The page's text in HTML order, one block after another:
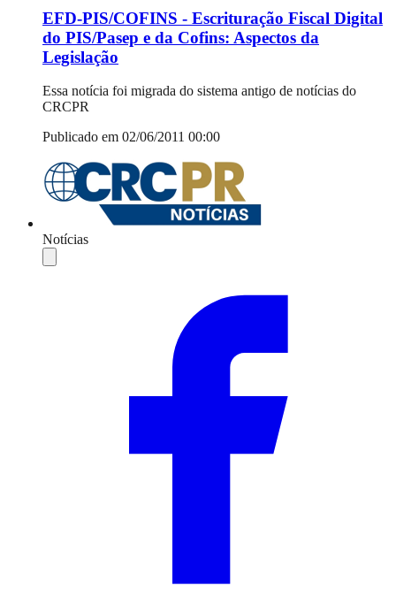
EFD-PIS/COFINS - Escrituração Fiscal Digital
do PIS/Pasep e da Cofins: Aspectos da
Legislação
Essa notícia foi migrada do sistema antigo de notícias do
CRCPR
Publicado em 02/06/2011 00:00
Notícias
Compartilhar